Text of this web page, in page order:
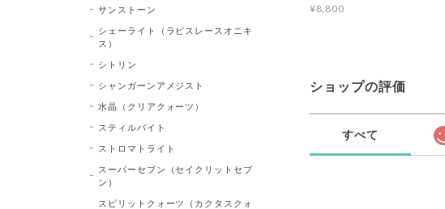
¥8,800
ショップの評価
すべて
サンストーン
シェーライト（ラピスレースオニキ
ス）
シトリン
シャンガーンアメジスト
水晶（クリアクォーツ）
スティルバイト
ストロマトライト
スーパーセブン（セイクリットセブ
ン）
スピリットクォーツ（カクタスクォ